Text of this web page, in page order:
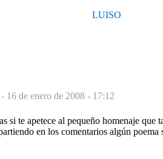
LUISO
- 16 de enero de 2008 - 17:12
si te apetece al pequeño homenaje que
en los comentarios algún